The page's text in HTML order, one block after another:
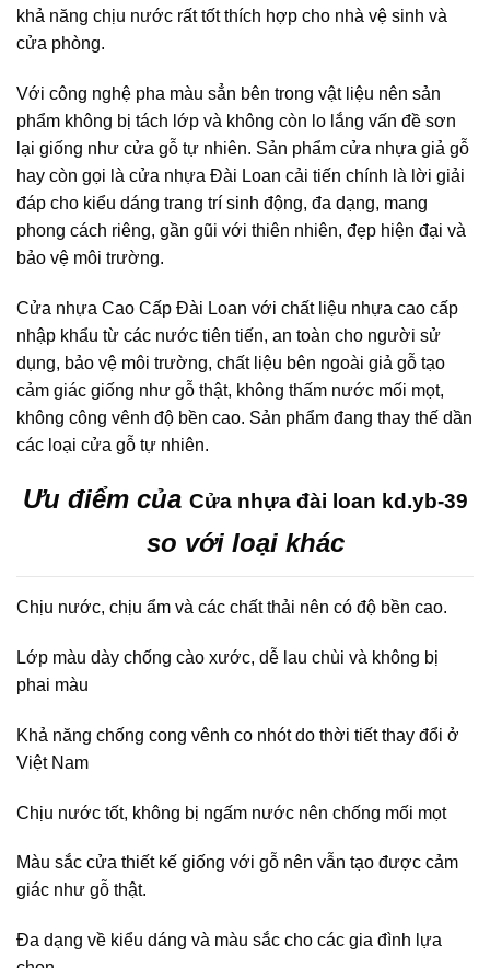
khả năng chịu nước rất tốt thích hợp cho nhà vệ sinh và
cửa phòng.
Với công nghệ pha màu sẳn bên trong vật liệu nên sản
phẩm không bị tách lớp và không còn lo lắng vấn đề sơn
lại giống như cửa gỗ tự nhiên. Sản phẩm cửa nhựa giả gỗ
hay còn gọi là cửa nhựa Đài Loan cải tiến chính là lời giải
đáp cho kiểu dáng trang trí sinh động, đa dạng, mang
phong cách riêng, gần gũi với thiên nhiên, đẹp hiện đại và
bảo vệ môi trường.
Cửa nhựa Cao Cấp Đài Loan với chất liệu nhựa cao cấp
nhập khẩu từ các nước tiên tiến, an toàn cho người sử
dụng, bảo vệ môi trường, chất liệu bên ngoài giả gỗ tạo
cảm giác giống như gỗ thật, không thấm nước mối mọt,
không công vênh độ bền cao. Sản phẩm đang thay thế dần
các loại cửa gỗ tự nhiên.
Ưu điểm của Cửa nhựa đài loan kd.yb-39
so với loại khác
Chịu nước, chịu ẩm và các chất thải nên có độ bền cao.
Lớp màu dày chống cào xước, dễ lau chùi và không bị
phai màu
Khả năng chống cong vênh co nhót do thời tiết thay đổi ở
Việt Nam
Chịu nước tốt, không bị ngấm nước nên chống mối mọt
Màu sắc cửa thiết kế giống với gỗ nên vẫn tạo được cảm
giác như gỗ thật.
Đa dạng về kiểu dáng và màu sắc cho các gia đình lựa